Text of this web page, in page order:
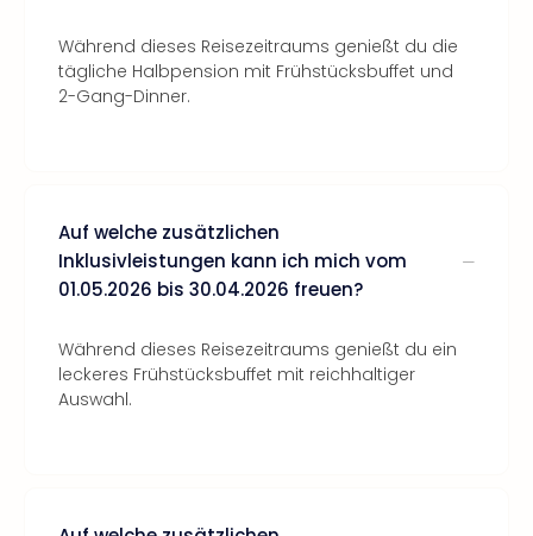
Während dieses Reisezeitraums genießt du die
tägliche Halbpension mit Frühstücksbuffet und
2-Gang-Dinner.
Auf welche zusätzlichen
Inklusivleistungen kann ich mich vom
01.05.2026 bis 30.04.2026 freuen?
Während dieses Reisezeitraums genießt du ein
leckeres Frühstücksbuffet mit reichhaltiger
Auswahl.